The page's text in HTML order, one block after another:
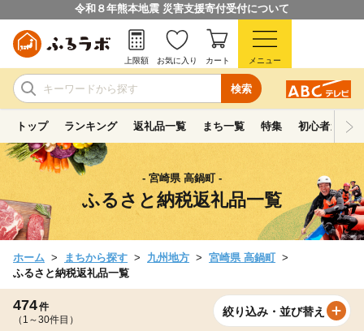
令和８年熊本地震 災害支援寄付受付について
検索
上限額 お気に入り カート メニュー
トップ ランキング 返礼品一覧 まち一覧 特集 初心者ガイド
- 宮崎県 高鍋町 -
ふるさと納税返礼品一覧
ホーム まちから探す 九州地方
宮崎県 高鍋町
ふるさと納税返礼品一覧
474件
（1～30件目）
絞り込み・並び替え